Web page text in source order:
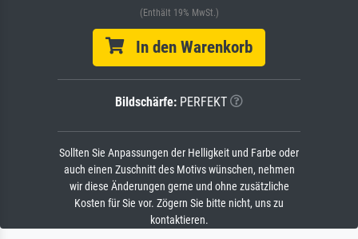
(Enthält 19% MwSt.)
In den Warenkorb
Bildschärfe: PERFEKT
Sollten Sie Anpassungen der Helligkeit und Farbe oder
auch einen Zuschnitt des Motivs wünschen, nehmen
wir diese Änderungen gerne und ohne zusätzliche
Kosten für Sie vor. Zögern Sie bitte nicht, uns zu
kontaktieren.